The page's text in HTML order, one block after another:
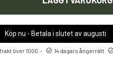
Köp nu - Betala i slutet av augusti
över 1000:- 14 dagars ångerrätt